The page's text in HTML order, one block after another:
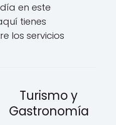
en este
tienes
los servicios
Turismo y
Gastronomía